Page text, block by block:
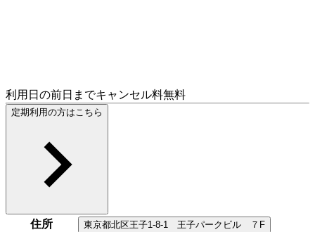
利用日の前日までキャンセル料無料
定期利用の方はこちら
住所 東京都北区王子1-8-1 王子パークビル ７F